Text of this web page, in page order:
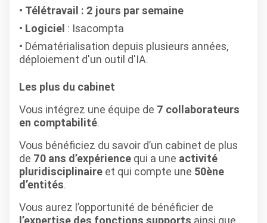
Télétravail : 2 jours par semaine
Logiciel : Isacompta
Dématérialisation depuis plusieurs années,
déploiement d'un outil d'IA.
Les plus du cabinet
Vous intégrez une équipe de 7 collaborateurs
en comptabilité.
Vous bénéficiez du savoir d’un cabinet de plus
de 70 ans d’expérience qui a une activité
pluridisciplinaire et qui compte une 50ène
d’entités.
Vous aurez l’opportunité de bénéficier de